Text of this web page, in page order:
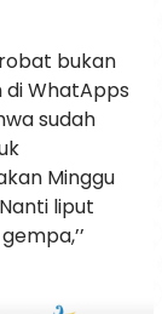
bukan
di WhatApps
sudah
Minggu
liput